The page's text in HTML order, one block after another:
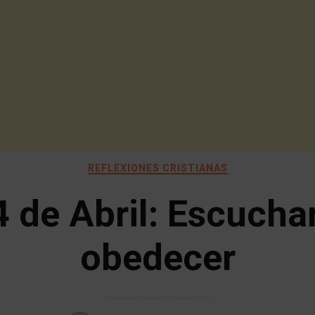
REFLEXIONES CRISTIANAS
de Abril:
obedecer